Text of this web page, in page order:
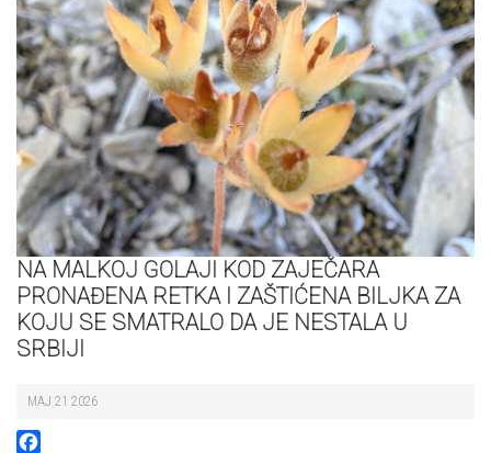
NA MALKOJ GOLAJI KOD ZAJEČARA
PRONAĐENA RETKA I ZAŠTIĆENA BILJKA ZA
KOJU SE SMATRALO DA JE NESTALA U
SRBIJI
MAJ 21 2026